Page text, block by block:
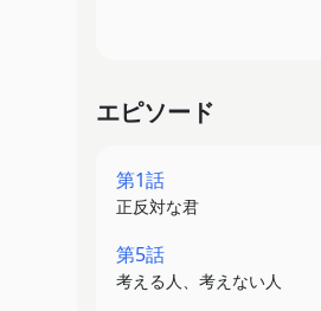
エピソード
第1話
正反対な君
第5話
考える人、考えない人